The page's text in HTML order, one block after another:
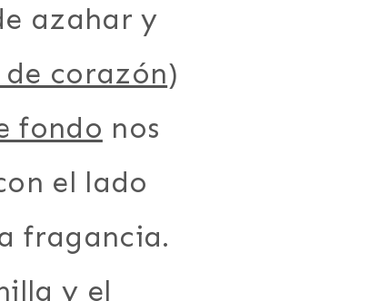
azahar y
de corazón)
fondo nos
el lado
fragancia.
y el